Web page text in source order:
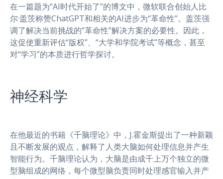
在一篇题为“AI时代开始了”的博文中，微软联合创始人比
尔·盖茨称赞ChatGPT和相关的AI进步为“革命性”。盖茨强
调了解决当前挑战的“革命性”解决方案的必要性。因此，
这促使重新评估“版权”、“大学和学院考试”等概念，甚至
对“学习”的本质进行哲学探讨。
神经科学
在他最近的书籍《千脑理论》中，J.霍金斯提出了一种新颖
且不断发展的观点，解释了人类大脑如何处理信息并产生
智能行为。千脑理论认为，大脑是由成千上万个独立的微
型脑组成的网络，每个微型脑负责同时处理感官输入并产